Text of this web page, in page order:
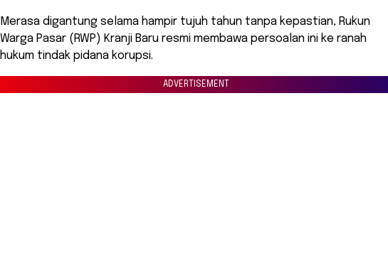
Merasa digantung selama hampir tujuh tahun tanpa kepastian, Rukun
Warga Pasar (RWP) Kranji Baru resmi membawa persoalan ini ke ranah
hukum tindak pidana korupsi.
ADVERTISEMENT